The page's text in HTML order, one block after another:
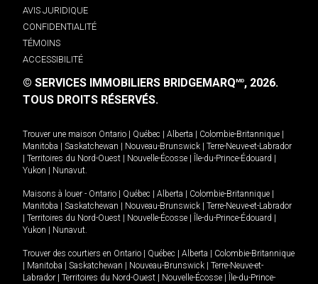
AVIS JURIDIQUE
CONFIDENTIALITÉ
TÉMOINS
ACCESSIBILITÉ
© SERVICES IMMOBILIERS BRIDGEMARQMD, 2026.
TOUS DROITS RÉSERVÉS.
Trouver une maison Ontario Québec Alberta Colombie-Britannique
Manitoba
Saskatchewan Nouveau-Brunswick
Terre-Neuve-et-Labrador
Territoires du Nord-Ouest Nouvelle-Écosse Île-du-Prince-Édouard
Yukon
Nunavut.
Maisons à louer - Ontario Québec Alberta Colombie-Britannique
Manitoba
Saskatchewan Nouveau-Brunswick
Terre-Neuve-et-Labrador
Territoires du Nord-Ouest Nouvelle-Écosse Île-du-Prince-Édouard
Yukon
Nunavut.
Trouver des courtiers en Ontario Québec Alberta
Colombie-Britannique
Manitoba Saskatchewan Nouveau-Brunswick
Terre-Neuve-et-
Labrador
Territoires du Nord-Ouest Nouvelle-Écosse
Île-du-Prince-